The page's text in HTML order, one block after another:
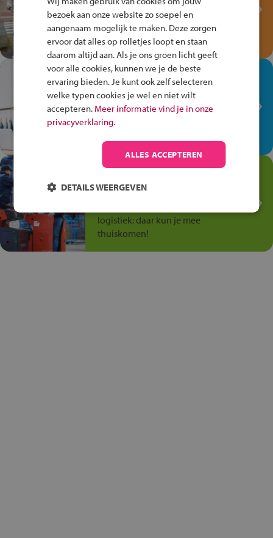
Verkeersspel!
Speel het Fiets Veilig Verkeersspel
en win een Cortina-fiets!
In de winkel ben je op je
plek!
Ontdek via het vmbo jouw talent
op de winkelvloer, waar elke dag
Jouw talent in de
Transport en Logistiek
logistiek: daar kun je mee
thuiskomen!
bezoek aan onze website zo soepel en
aangenaam mogelijk te maken. Deze zorgen
ervoor dat alles op rolletjes loopt en staan
daarom altijd aan. Als je ons groen licht geeft
voor alle cookies, kunnen we je de beste
ervaring bieden. Je kunt ook zelf selecteren
welke typen cookies je wel en niet wilt
accepteren. Meer informatie vind je in onze
privacyverklaring.
ALLES ACCEPTEREN
DETAILS WEERGEVEN